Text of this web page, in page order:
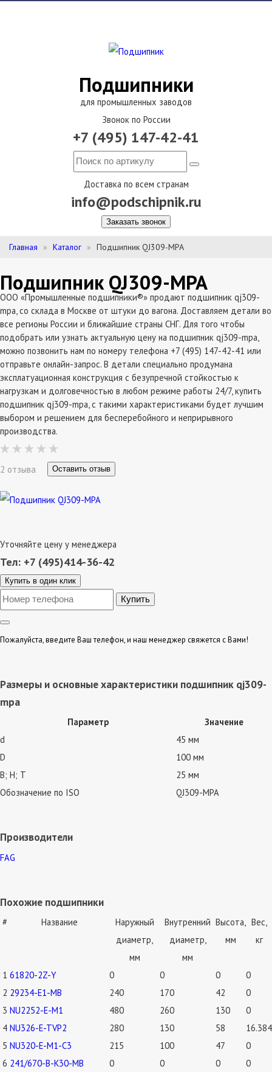
Подшипники
для промышленных заводов
Звонок по России
+7 (495) 147-42-41
Доставка по всем странам
info@podschipnik.ru
Заказать звонок
Главная Каталог Подшипник QJ309-MPA
Подшипник QJ309-MPA
ООО «Промышленные подшипники®» продают подшипник qj309-
mpa, со склада в Москве от штуки до вагона. Доставляем детали во
все регионы России и ближайшие страны СНГ. Для того чтобы
подобрать или узнать актуальную цену на подшипник qj309-mpa,
можно позвонить нам по номеру телефона +7 (495) 147-42-41 или
отправьте онлайн-запрос. В детали специально продумана
эксплатуационная конструкция с безупречной стойкостью к
нагрузкам и долговечностью в любом режиме работы 24/7, купить
подшипник qj309-mpa, с такими характеристиками будет лучшим
выбором и решением для бесперебойного и неприрывного
производства.
2 отзыва Оставить отзыв
Уточняйте цену у менеджера
Тел: +7 (495)414-36-42
Купить в один клик
Пожалуйста, введите Ваш телефон, и наш менеджер свяжется с Вами!
Размеры и основные характеристики подшипник qj309-
mpa
Параметр
Значение
d
45 мм
D
100 мм
В; Н; Т
25 мм
Обозначение по ISO
QJ309-MPA
Производители
FAG
Похожие подшипники
# Название
Наружный
диаметр,
мм
Внутренний
диаметр,
мм
Высота,
мм
Вес,
кг
1 61820-2Z-Y 0 0 0
0
2 29234-E1-MB 240 170 42
0
3 NU2252-E-M1 480 260 130
0
4 NU326-E-TVP2 280 130 58
16.384
5 NU320-E-M1-C3 215 100 47
0
6 241/670-B-K30-MB 0 0 0
0